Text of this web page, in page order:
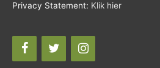
Privacy Statement: Klik hier